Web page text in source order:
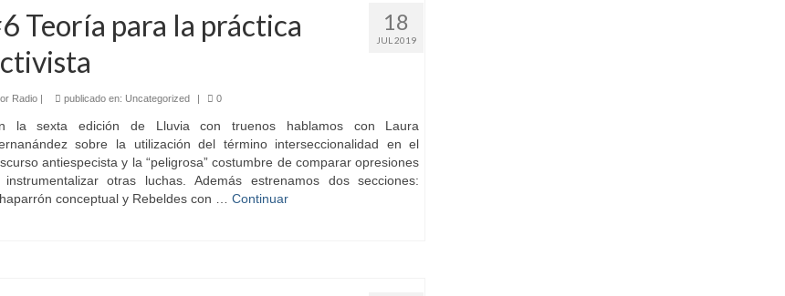
18
JUL 2019
Teoría para la práctica
Radio| publicado en: Uncategorized | 0
la sexta edición de Lluvia con truenos hablamos con Laura
sobre la utilización del término interseccionalidad en el
antiespecista y la “peligrosa” costumbre de comparar opresiones
otras luchas. Además estrenamos dos secciones:
conceptual y Rebeldes con … Continuar